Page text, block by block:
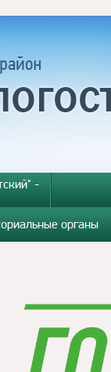
-
органы